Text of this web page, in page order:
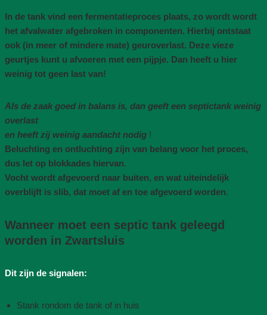
In de tank vind een fermentatieproces plaats, zo wordt wordt
het afvalwater afgebroken in componenten. Hierbij ontstaat
ook (in meer of mindere mate) geuroverlast. Deze vieze
geurtjes kunt u afvoeren met een pijpje. Dan heeft u hier
weinig tot geen last van!
Als de zaak goed in balans is, dan geeft een septictank weinig
overlast
en heeft zij weinig aandacht nodig !
Beluchting en ontluchting zijn van belang voor het proces,
dus let op blokkades hiervan.
Vocht wordt afgevoerd naar buiten, en wat uiteindelijk
overblijft is slib, dat moet af en toe afgevoerd worden.
Wanneer moet een septic tank geleegd
worden in Zwartsluis
Dit zijn de signalen:
Stank rondom de tank of in huis